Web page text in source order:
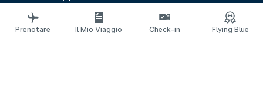
Siti web correlati
Guide di viaggio
Prenotare Il Mio Viaggio Check-in Flying Blue